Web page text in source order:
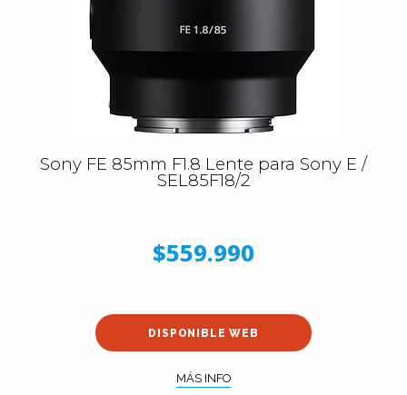
Sony FE 85mm F1.8 Lente para Sony E /
SEL85F18/2
$559.990
DISPONIBLE WEB
MÁS INFO